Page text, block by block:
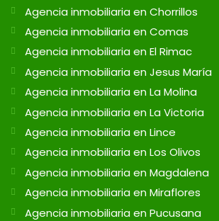
Agencia inmobiliaria en Chorrillos
Agencia inmobiliaria en Comas
Agencia inmobiliaria en El Rimac
Agencia inmobiliaria en Jesus María
Agencia inmobiliaria en La Molina
Agencia inmobiliaria en La Victoria
Agencia inmobiliaria en Lince
Agencia inmobiliaria en Los Olivos
Agencia inmobiliaria en Magdalena
Agencia inmobiliaria en Miraflores
Agencia inmobiliaria en Pucusana